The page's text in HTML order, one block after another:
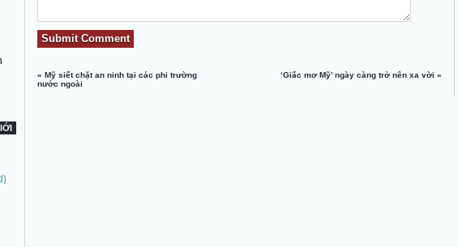
«Mỹ siết chặt an ninh tại các phi trường
nước ngoài
‘Giấc mơ Mỹ’ ngày càng trở nên xa vời »